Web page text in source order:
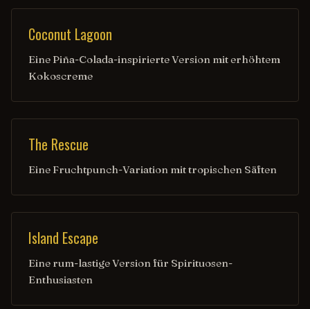
Coconut Lagoon
Eine Piña-Colada-inspirierte Version mit erhöhtem
Kokoscreme
The Rescue
Eine Fruchtpunch-Variation mit tropischen Säften
Island Escape
Eine rum-lastige Version für Spirituosen-
Enthusiasten